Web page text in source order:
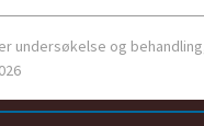
undersøkelse og